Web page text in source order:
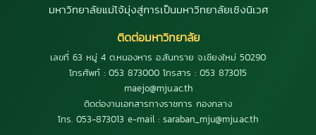
มหาวิทยาลัยแม่โจ้มุ่งสู่การเป็นมหาวิทยาลัยเชิงนิเวศ
ติดต่อมหาวิทยาลัย
เลขที่ 63 หมู่ 4 ต.หนองหาร อ.สันทราย จ.เชียงใหม่ 50290
โทรศัพท์ : 053 873000 โทรสาร : 053 873015
maejo@mju.ac.th
ติดต่องานเอกสารทางราชการ กองกลาง
โทร. 053-873013 e-mail : saraban_mju@mju.ac.th